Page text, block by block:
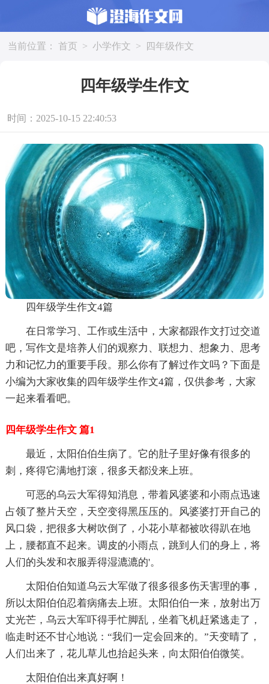
当前位置： 首页 > 小学作文 > 四年级作文
四年级学生作文
时间：2025-10-15 22:40:53
四年级学生作文4篇
在日常学习、工作或生活中，大家都跟作文打过交道
吧，写作文是培养人们的观察力、联想力、想象力、思考
力和记忆力的重要手段。那么你有了解过作文吗？下面是
小编为大家收集的四年级学生作文4篇，仅供参考，大家
一起来看看吧。
四年级学生作文 篇1
最近，太阳伯伯生病了。它的肚子里好像有很多的
刺，疼得它满地打滚，很多天都没来上班。
可恶的乌云大军得知消息，带着风婆婆和小雨点迅速
占领了整片天空，天空变得黑压压的。风婆婆打开自己的
风口袋，把很多大树吹倒了，小花小草都被吹得趴在地
上，腰都直不起来。调皮的小雨点，跳到人们的身上，将
人们的头发和衣服弄得湿漉漉的'。
太阳伯伯知道乌云大军做了很多很多伤天害理的事，
所以太阳伯伯忍着病痛去上班。太阳伯伯一来，放射出万
丈光芒，乌云大军吓得手忙脚乱，坐着飞机赶紧逃走了，
临走时还不甘心地说：“我们一定会回来的。”天变晴了，
人们出来了，花儿草儿也抬起头来，向太阳伯伯微笑。
太阳伯伯出来真好啊！